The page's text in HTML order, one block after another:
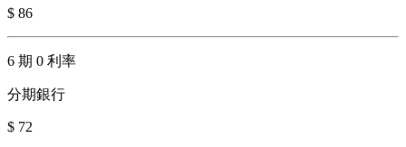
$ 86
6 期 0 利率
分期銀行
$ 72